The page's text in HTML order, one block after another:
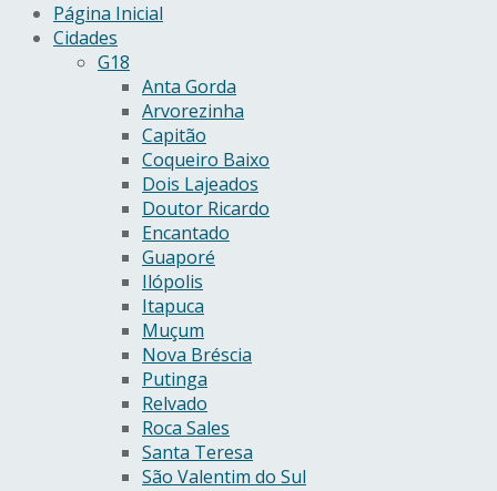
Página Inicial
Cidades
G18
Anta Gorda
Arvorezinha
Capitão
Coqueiro Baixo
Dois Lajeados
Doutor Ricardo
Encantado
Guaporé
Ilópolis
Itapuca
Muçum
Nova Bréscia
Putinga
Relvado
Roca Sales
Santa Teresa
São Valentim do Sul